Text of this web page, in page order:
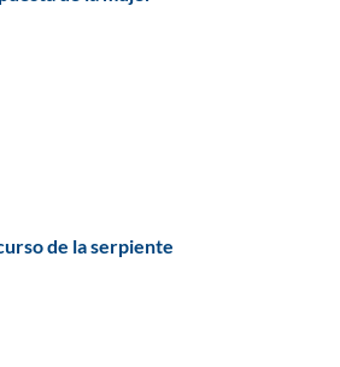
de la serpiente